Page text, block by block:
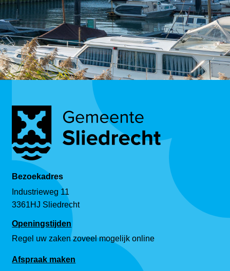
Bezoekadres
Industrieweg 11
3361HJ Sliedrecht
Openingstijden
Regel uw zaken zoveel mogelijk online
Afspraak maken